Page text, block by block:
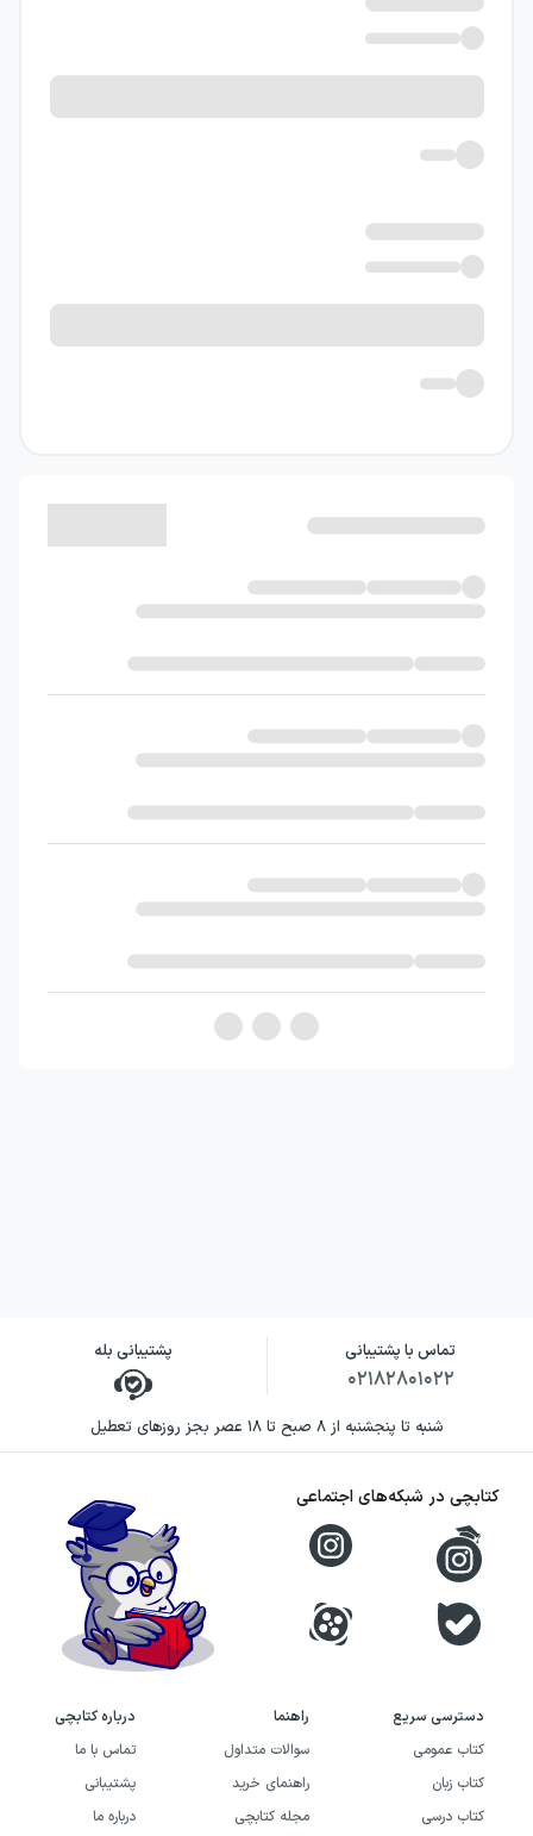
تماس با پشتیبانی
۰۲۱۸۲۸۰۱۰۲۲
پشتیبانی بله
شنبه تا پنجشنبه از ۸ صبح تا ۱۸ عصر بجز روزهای تعطیل
دسترسی سریع
کتاب عمومی
کتاب زبان
کتاب درسی
راهنما
سوالات متداول
راهنمای خرید
مجله کتابچی
درباره کتابچی
تماس با ما
پشتیبانی
درباره ما
کتابچی در شبکه‌های اجتماعی